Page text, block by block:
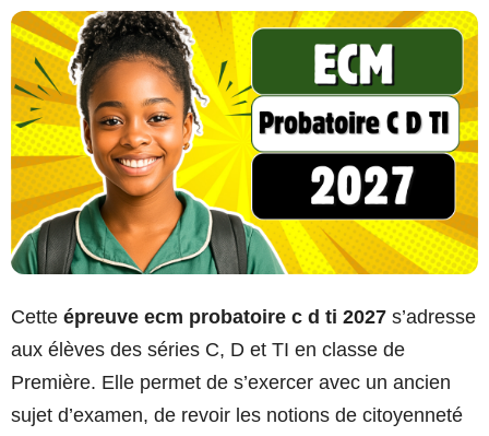
Cette épreuve ecm probatoire c d ti 2027 s’adresse
aux élèves des séries C, D et TI en classe de
Première. Elle permet de s’exercer avec un ancien
sujet d’examen, de revoir les notions de citoyenneté